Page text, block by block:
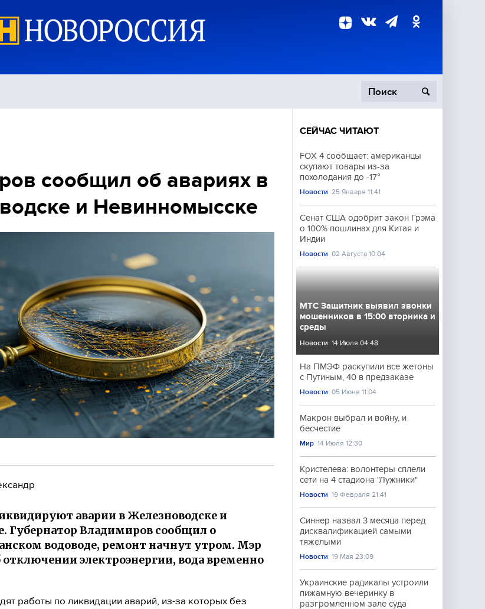
Происшествия
сообщил об авариях в
и Невинномысске
аварии в Железноводске и
Губернатор Владимиров сообщил о
водоводе, ремонт начнут утром. Мэр
электроэнергии, вода временно
работы по ликвидации аварий, из-за которых без
СЕЙЧАС ЧИТАЮТ
FOX 4 сообщает: американцы
скупают товары из-за
похолодания до -17°
Новости 25 Января 11:41
Сенат США одобрит закон Грэма
о 100% пошлинах для Китая и
Индии
Новости 02 Августа 10:04
МТС Защитник выявил звонки
мошенников в 15:00 вторника и
среды
Новости 14 Июля 04:48
На ПМЭФ раскупили все жетоны
с Путиным, 40 в предзаказе
Новости 05 Июня 11:04
Макрон выбрал и войну, и
бесчестие
Мир 14 Июля 12:30
Кристелева: волонтеры сплели
сети на 4 стадиона "Лужники"
Новости 19 Февраля 21:41
Синнер назвал 3 месяца перед
дисквалификацией самыми
тяжелыми
Новости 19 Мая 23:09
Украинские радикалы устроили
пижамную вечеринку в
разгромленном зале суда